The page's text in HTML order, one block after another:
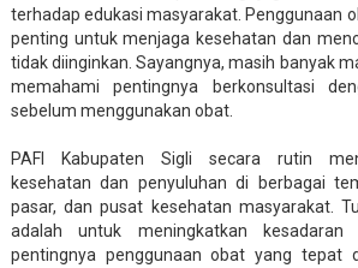
terhadap edukasi masyarakat. Penggunaan
penting untuk menjaga kesehatan dan
tidak diinginkan. Sayangnya, masih banyak
memahami pentingnya berkonsultasi
sebelum menggunakan obat.
PAFI Kabupaten Sigli secara rutin
kesehatan dan penyuluhan di berbagai
pasar, dan pusat kesehatan masyarakat.
adalah untuk meningkatkan kesadaran
pentingnya penggunaan obat yang tepat